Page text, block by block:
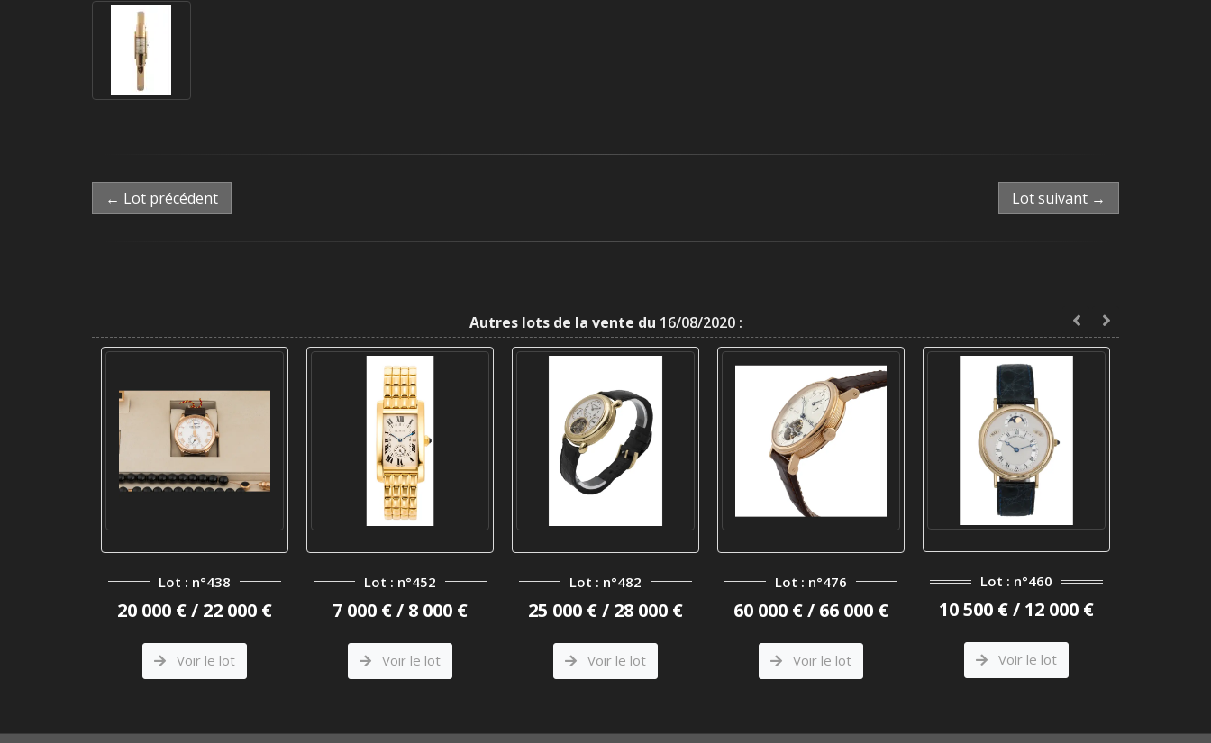
← Lot précédent Lot suivant →
Autres lots de la vente du 16/08/2020 :
Lot : n°438
000 € / 22 000 €
Lot : n°452
7 000 € / 8 000 €
Lot : n°482
25 000 € / 28 000 €
Lot : n°476
60 000 € / 66 000 €
Lot : n°460
10 500 € / 12 000 €
Lot : n°395
800 € / 1 000 €